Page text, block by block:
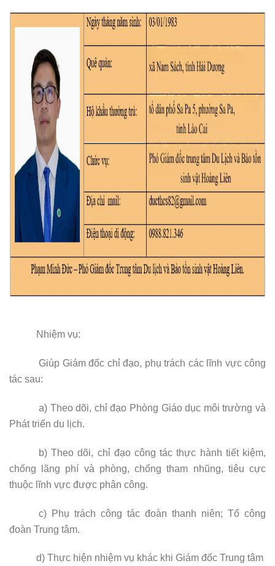
Nhiệm vụ:
Giúp Giám đốc chỉ đạo, phụ trách các lĩnh vực công
tác sau:
a) Theo dõi, chỉ đạo Phòng Giáo dục môi trường và
Phát triển du lịch.
b) Theo dõi, chỉ đạo công tác thực hành tiết kiệm,
chống lãng phí và phòng, chống tham nhũng, tiêu cực
thuộc lĩnh vực được phân công.
c) Phụ trách công tác đoàn thanh niên; Tổ công
đoàn Trung tâm.
d) Thực hiện nhiệm vụ khác khi Giám đốc Trung tâm